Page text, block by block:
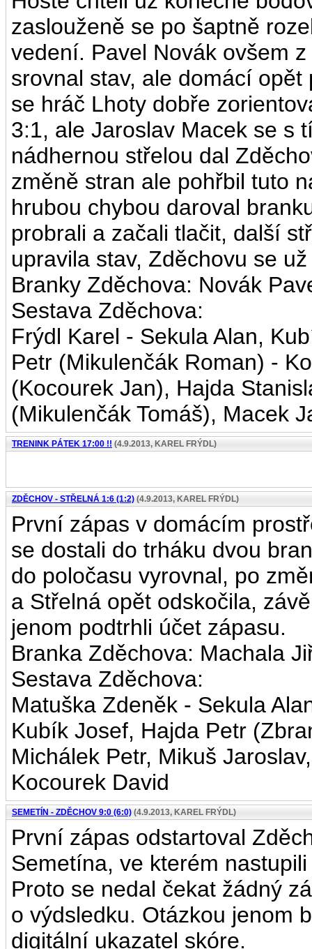
zaslouženě se po šaptně
vedení. Pavel Novák ovšem
srovnal stav, ale domácí
se hráč Lhoty dobře
3:1, ale Jaroslav Macek se s
nádhernou střelou dal
změně stran ale pohřbil tuto
hrubou chybou daroval
probrali a začali tlačit, další
upravila stav, Zděchovu se
Branky Zděchova: Novák
Sestava Zděchova:
Frýdl Karel - Sekula Alan,
Petr (Mikulenčák Roman) -
(Kocourek Jan), Hajda
(Mikulenčák Tomáš), Macek
TRENINK PÁTEK 17:00 !! (4.9.2013, KAREL FRÝDL)
ZDĚCHOV - STŘELNÁ 1:6 (1:2) (4.9.2013, KAREL FRÝDL)
První zápas v domácím
se dostali do trháku dvou
do poločasu vyrovnal, po
a Střelná opět odskočila,
jenom podtrhli účet zápasu.
Branka Zděchova: Machala
Sestava Zděchova:
Matuška Zdeněk - Sekula
Kubík Josef, Hajda Petr
Michálek Petr, Mikuš
Kocourek David
SEMETÍN - ZDĚCHOV 9:0 (6:0) (4.9.2013, KAREL FRÝDL)
První zápas odstartoval
Semetína, ve kterém
Proto se nedal čekat žádný
o výdsledku. Otázkou jenom
digitální ukazatel skóre.